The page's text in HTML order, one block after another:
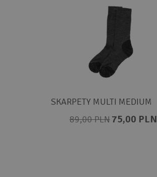
SKARPETY MULTI MEDIUM
89,00 PLN 75,00 PLN